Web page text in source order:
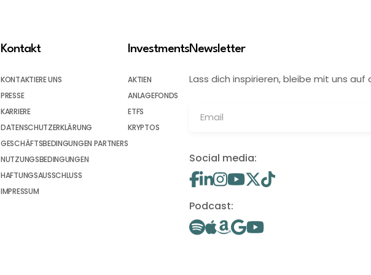
Kontakt
KONTAKTIERE UNS
PRESSE
KARRIERE
DATENSCHUTZERKLÄRUNG
GESCHÄFTSBEDINGUNGEN PARTNERS
NUTZUNGSBEDINGUNGEN
HAFTUNGSAUSSCHLUSS
IMPRESSUM
Investments
AKTIEN
ANLAGEFONDS
ETFS
KRYPTOS
Newsletter
Lass dich inspirieren, bleibe mit uns
Social media:
Podcast: